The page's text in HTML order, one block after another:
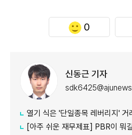
0
신동근 기자
열기 식은 '단일종목 레버리지' 거
[아주 쉬운 재무제표] PBR이 뭐길래…정부가